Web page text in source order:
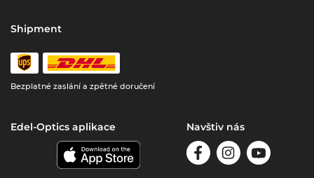
Shipment
Bezplatné zaslání a zpětné doručení
Edel-Optics aplikace Navštiv nás